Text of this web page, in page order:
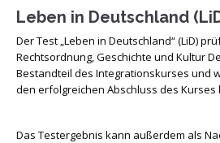
Leben in Deutschland
Der Test „Leben in Deutschland“ (LiD)
Rechtsordnung, Geschichte und Kultur
Bestandteil des Integrationskurses und
den erfolgreichen Abschluss des Kurses
Das Testergebnis kann außerdem als